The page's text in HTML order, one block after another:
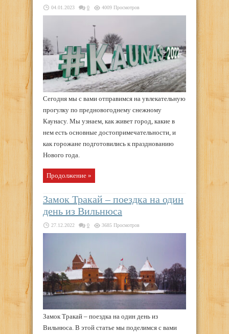
04.01.2023 0 4009 Просмотров
Сегодня мы с вами отправимся на увлекательную
прогулку по предновогоднему снежному
Каунасу. Мы узнаем, как живет город, какие в
нем есть основные достопримечательности, и
как горожане подготовились к празднованию
Нового года.
Продолжение »
Замок Тракай – поездка на один
день из Вильнюса
27.12.2022 0 3685 Просмотров
Замок Тракай – поездка на один день из
Вильнюса. В этой статье мы поделимся с вами